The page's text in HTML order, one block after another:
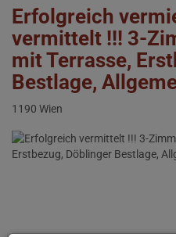
Erfolgreich
vermittelt !!! 3-
mit Terrasse,
Bestlage,
1190 Wien